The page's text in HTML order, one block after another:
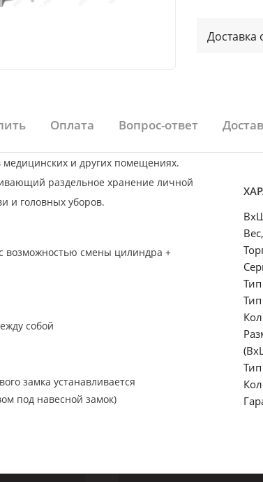
Доставка
Оплата Вопрос-ответ
и других помещениях.
раздельное хранение личной
и головных уборов.
возможностью смены цилиндра +
собой
замка устанавливается
под навесной замок)